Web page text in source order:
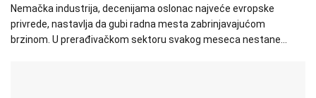
Nemačka industrija, decenijama oslonac najveće evropske
privrede, nastavlja da gubi radna mesta zabrinjavajućom
brzinom. U prerađivačkom sektoru svakog meseca nestane...